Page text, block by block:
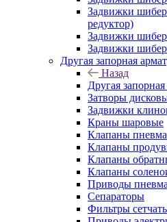
Задвижки
редуктор)
Задвижки
Задвижки
Другая запорная
Назад
Другая
Затворы
Задвижки
Краны шаровые
Клапаны
Клапаны
Клапаны
Клапаны
Приводы
Сепараторы
Фильтры